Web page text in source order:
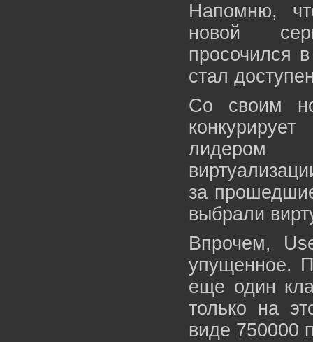
Напомню,
новой
просочился
стал
Со своим
лидером
за
выбрали
Впрочем,
упущенное.
еще один
только на
виде 750000